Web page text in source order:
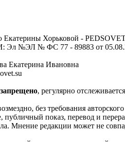
Екатерины Хорьковой -
Эл №ЭЛ № ФС 77 - 89883 от
Екатерина Ивановна
запрещено, регулярно
без требования
публичный показ, перевод и
Мнение редакции может не